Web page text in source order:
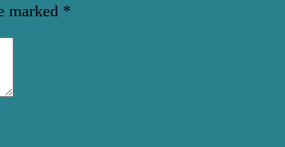
marked *